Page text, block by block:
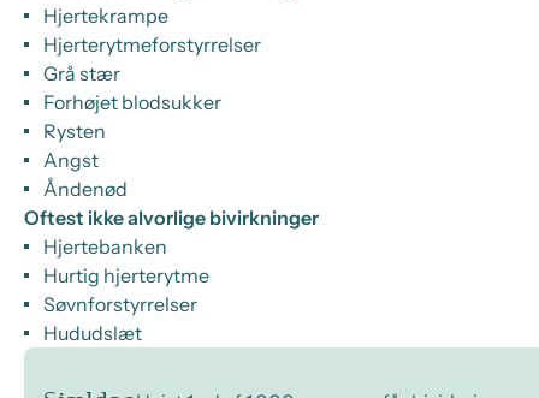
Hjertekrampe
Hjerterytmeforstyrrelser
Grå stær
Forhøjet blodsukker
Rysten
Angst
Åndenød
Oftest ikke alvorlige bivirkninger
Hjertebanken
Hurtig hjerterytme
Søvnforstyrrelser
Hududslæt